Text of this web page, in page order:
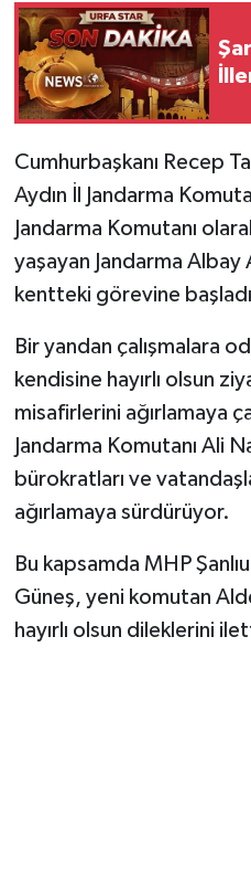
Cumhurbaşkanı Recep
Aydın İl Jandarma
Jandarma Komutanı
yaşayan Jandarma Albay
kentteki görevine
Bir yandan çalışmalara
kendisine hayırlı olsun
misafirlerini ağırlamaya
Jandarma Komutanı Ali
bürokratları ve
ağırlamaya sürdürüyor.
Bu kapsamda MHP
Güneş, yeni komutan
hayırlı olsun dileklerini